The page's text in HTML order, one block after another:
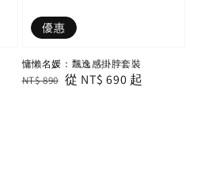
優惠
慵懶名媛：飄逸感掛脖套裝
Regular
NT$ 890 Sale
從 NT$ 690 起